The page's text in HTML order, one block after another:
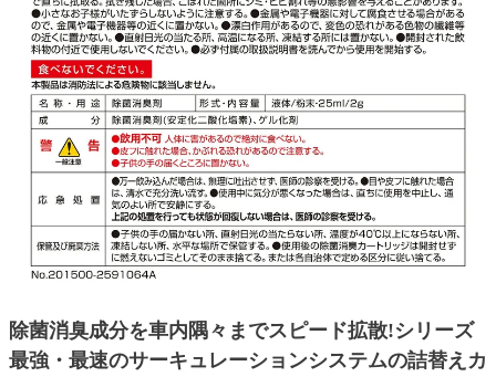
除菌消臭成分を車内隅々までスピード拡散!シリーズ
最強・最速のサーキュレーションシステムの詰替えカ